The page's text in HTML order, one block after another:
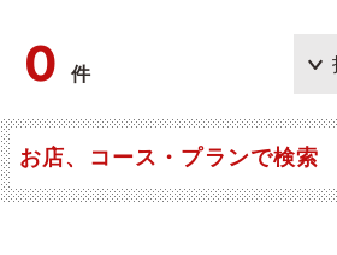
0件
お店、コース・プランで検索